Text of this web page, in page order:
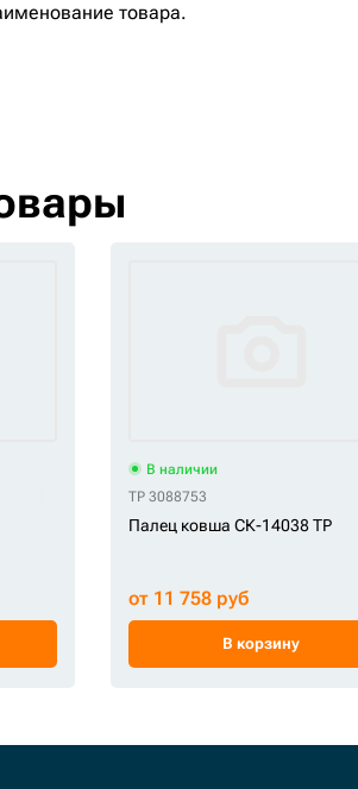
товара.
В наличии
TP 3088753
Палец ковша СК-14038 TP
от 11 758 руб
В корзину